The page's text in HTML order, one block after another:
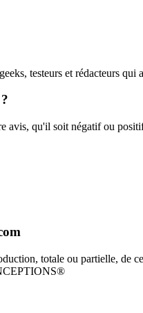
testeurs et rédacteurs
avis, qu'il soit négatif ou
totale ou partielle, de